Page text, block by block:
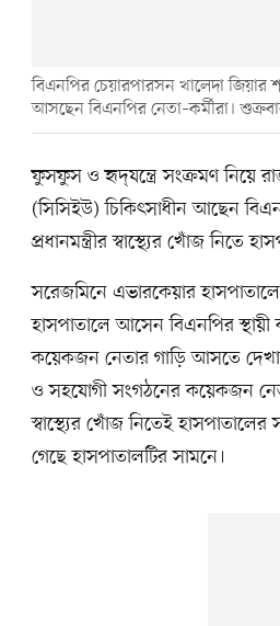
বিএনপির চেয়ারপারসন খালেদা জিয়ার
আসছেন বিএনপির নেতা–কর্মীরা।
ফুসফুস ও হৃদ্‌যন্ত্রে সংক্রমণ নিয়ে
(সিসিইউ) চিকিৎসাধীন আছেন
প্রধানমন্ত্রীর স্বাস্থ্যের খোঁজ নিতে
সরেজমিনে এভারকেয়ার
হাসপাতালে আসেন বিএনপির
কয়েকজন নেতার গাড়ি আসতে
ও সহযোগী সংগঠনের কয়েকজন
স্বাস্থ্যের খোঁজ নিতেই
গেছে হাসপাতালটির সামনে।